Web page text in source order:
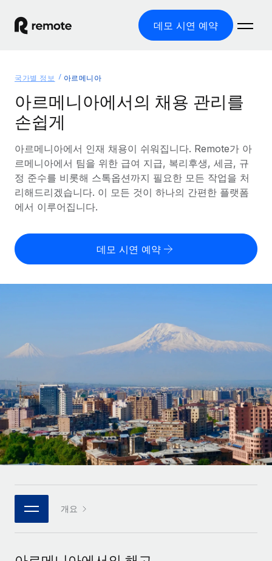
데모 시연 예약
글로벌 고용
글로벌 급여
규정을 준수하며 급여 지급을 손쉽게 처리
기록상 고용주(EOR)
법인 설립 비용 없이 전 세계로 사업을 확장
인프라
HR을 워크플로에 매끄럽게 통합
플랫폼
팀을 위한 통합된 핵심 HR 기능
연결 새로운
통합
핵심 비즈니스 도구로 프로세스를 간소화
솔루션
글로벌 서비스 제공
국가별 정보
국가별 글로벌 채용 지원 알아보기
미국 주별 정보
Remote와 다른 솔루션 비교
다른 업체들과 비교해보기
성장하는 기업을 위한 민첩한 글로벌 HR 및 급여 솔루션
엔터프라이즈
대기업을 위한 글로벌 HR
REMOTE 파트너 되기
플랫폼에 글로벌 HR을 유연하게 통합
Remote와의 파트너십 기회 탐색
Remote Build 곧 제공 예정
리소스
도구 및 계산기
오분류 리스크 평가 도구
국가별 총 인건비 계산
리서치 및 가이드
HR 용어집
체크리스트 및 템플릿
직무 설명 라이브러리
이벤트
급여 및 인재 인사이트
요금
한국어
English
Deutsch
Español
Italiano
Português (Portugal)
한국어
국가별 정보 아르메니아
아르메니아에서의 채용 관리를
손쉽게
아르메니아에서 인재 채용이 쉬워집니다. Remote가 아
르메니아에서 팀을 위한 급여 지급, 복리후생, 세금, 규
정 준수를 비롯해 스톡옵션까지 필요한 모든 작업을 처
리해드리겠습니다. 이 모든 것이 하나의 간편한 플랫폼
에서 이루어집니다.
데모 시연 예약
개요